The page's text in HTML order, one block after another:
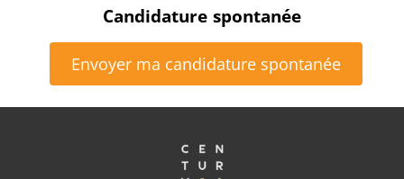
Candidature spontanée
Envoyer ma candidature spontanée